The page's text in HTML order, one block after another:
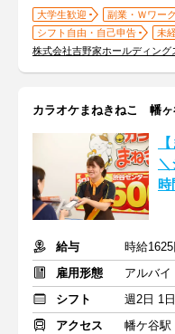
大学生歓迎 副業・Ｗワー
シフト自由・自己申告
未
株式会社吉野家ホールディング
カラオケまねきねこ 幡ヶ
給与
雇用形態
アルバイ
シフト
週2日 1
アクセス
幡ケ谷駅